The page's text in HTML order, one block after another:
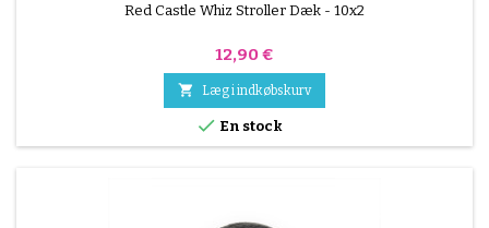
Red Castle Whiz Stroller Dæk - 10x2
Pris
12,90 €
 Læg i indkøbskurv
 En stock